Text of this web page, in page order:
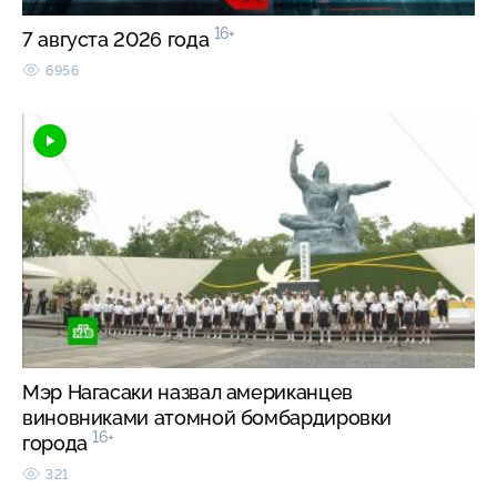
7 августа 2026 года 16+
6956
Мэр Нагасаки назвал американцев
виновниками атомной бомбардировки
города 16+
321